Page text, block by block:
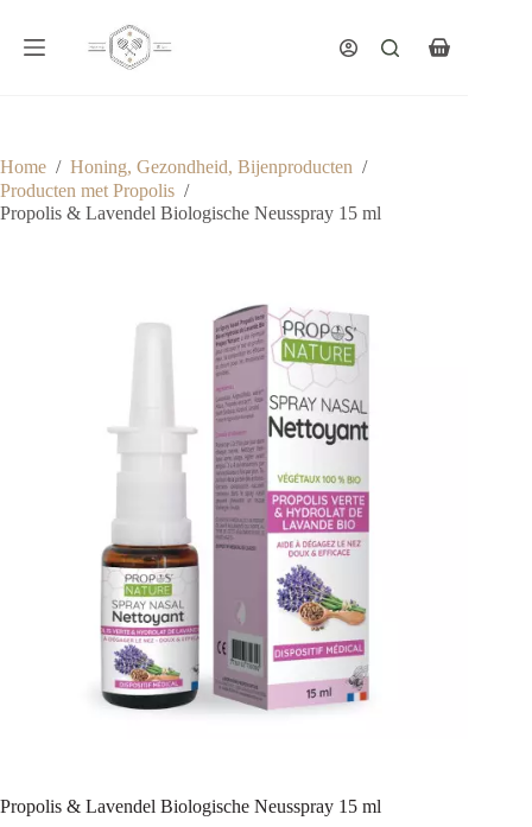
Winkelwagen
Home / Honing, Gezondheid, Bijenproducten /
Producten met Propolis /
Propolis & Lavendel Biologische Neusspray 15 ml
Propolis & Lavendel Biologische Neusspray 15 ml